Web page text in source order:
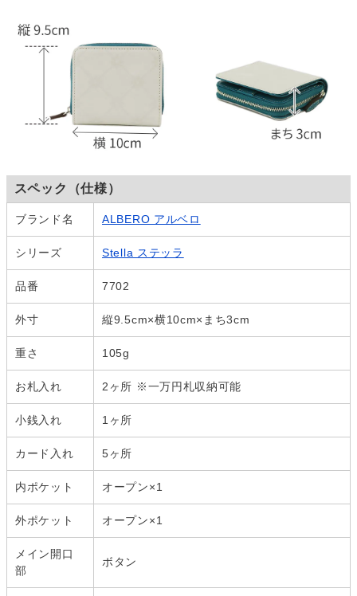
スペック（仕様）
ブランド名 ALBERO アルベロ
シリーズ Stella ステッラ
品番 7702
外寸 縦9.5cm×横10cm×まち3cm
重さ 105g
お札入れ 2ヶ所 ※一万円札収納可能
小銭入れ 1ヶ所
カード入れ 5ヶ所
内ポケット オープン×1
外ポケット オープン×1
メイン開口
部
ボタン